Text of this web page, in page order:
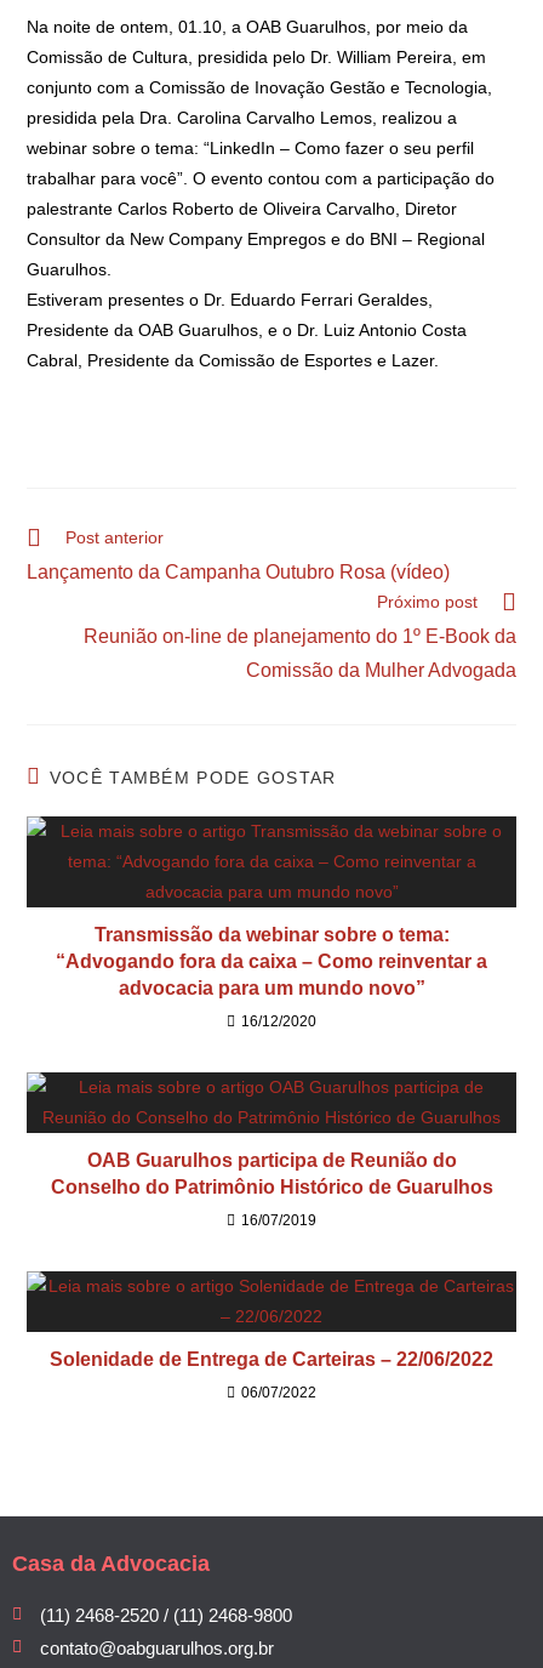
Na noite de ontem, 01.10, a OAB Guarulhos, por meio da
Comissão de Cultura, presidida pelo Dr. William Pereira, em
conjunto com a Comissão de Inovação Gestão e Tecnologia,
presidida pela Dra. Carolina Carvalho Lemos, realizou a
webinar sobre o tema: “LinkedIn – Como fazer o seu perfil
trabalhar para você”. O evento contou com a participação do
palestrante Carlos Roberto de Oliveira Carvalho, Diretor
Consultor da New Company Empregos e do BNI – Regional
Guarulhos.
Estiveram presentes o Dr. Eduardo Ferrari Geraldes,
Presidente da OAB Guarulhos, e o Dr. Luiz Antonio Costa
Cabral, Presidente da Comissão de Esportes e Lazer.
Post anterior
Lançamento da Campanha Outubro Rosa (vídeo)
Próximo post
Reunião on-line de planejamento do 1º E-Book da
Comissão da Mulher Advogada
VOCÊ TAMBÉM PODE GOSTAR
Transmissão da webinar sobre o tema:
“Advogando fora da caixa – Como reinventar a
advocacia para um mundo novo”
16/12/2020
OAB Guarulhos participa de Reunião do
Conselho do Patrimônio Histórico de Guarulhos
16/07/2019
Solenidade de Entrega de Carteiras – 22/06/2022
06/07/2022
Casa da Advocacia
(11) 2468-2520 / (11) 2468-9800
contato@oabguarulhos.org.br